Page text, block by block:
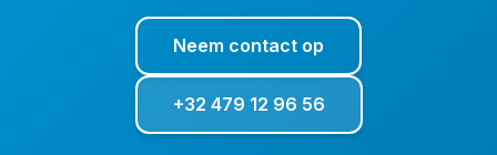
Neem contact op
+32 479 12 96 56